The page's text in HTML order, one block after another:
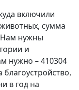
включили
сумма
Нам нужны
и
нужно – 410304
благоустройство,
в год на